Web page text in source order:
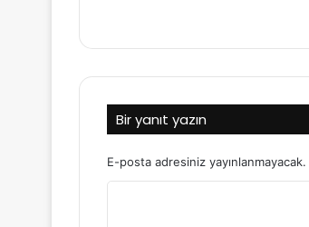
Bir yanıt yazın
E-posta adresiniz yayınlanmayacak.